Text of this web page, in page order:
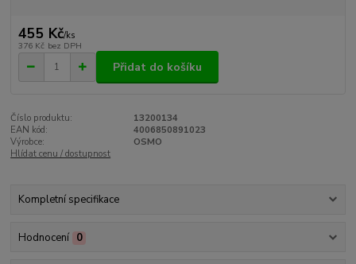
455 Kč/ks
376 Kč bez DPH
Přidat do košíku
Číslo produktu:
13200134
EAN kód:
4006850891023
Výrobce:
OSMO
Hlídat cenu / dostupnost
Kompletní specifikace
Hodnocení 0